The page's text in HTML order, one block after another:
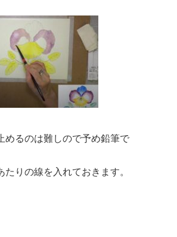
めるのは難しので予め鉛筆で
たりの線を入れておきます。